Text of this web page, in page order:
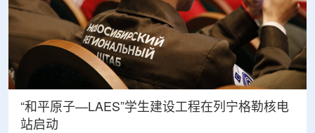
“和平原子—LAES”学生建设工程在列宁格勒核电
站启动